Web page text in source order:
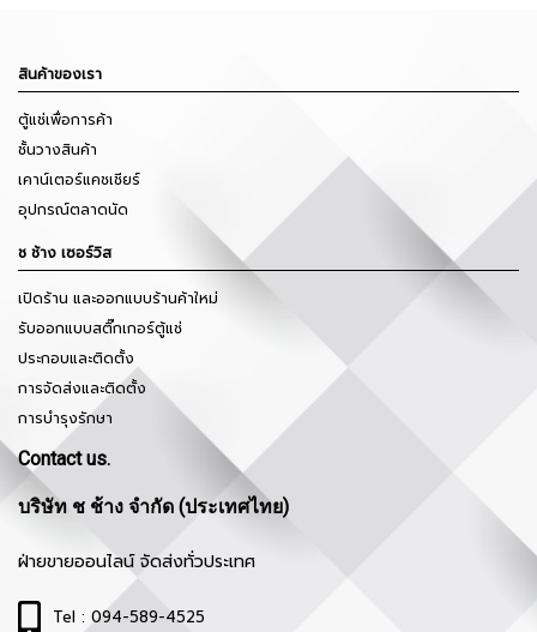
สินค้าของเรา
ตู้แช่เพื่อการค้า
ชั้นวางสินค้า
เคาน์เตอร์แคชเชียร์
อุปกรณ์ตลาดนัด
ช ช้าง เซอร์วิส
เปิดร้าน และออกแบบร้านค้าใหม่
รับออกแบบสติ๊กเกอร์ตู้แช่
ประกอบและติดตั้ง
การจัดส่งและติดตั้ง
การบำรุงรักษา
Contact us.
บริษัท ช ช้าง จำกัด (ประเทศไทย)
ฝ่ายขายออนไลน์ จัดส่งทั่วประเทศ
Tel : 094-589-4525